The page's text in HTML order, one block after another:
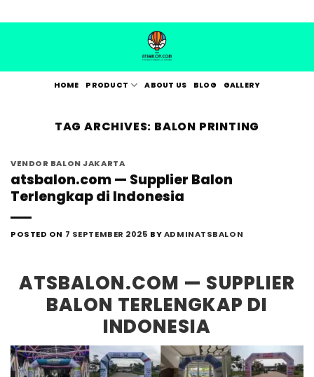
to
HOME PRODUCT ABOUT US BLOG GALLERY
TAG ARCHIVES: BALON PRINTING
VENDOR BALON JAKARTA
atsbalon.com — Supplier Balon
Terlengkap di Indonesia
POSTED ON 7 SEPTEMBER 2025 BYADMINATSBALON
ATSBALON.COM — SUPPLIER
BALON TERLENGKAP DI
INDONESIA